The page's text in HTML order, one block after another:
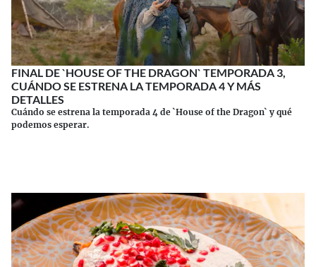
FINAL DE `HOUSE OF THE DRAGON` TEMPORADA 3,
CUÁNDO SE ESTRENA LA TEMPORADA 4 Y MÁS
DETALLES
Cuándo se estrena la temporada 4 de `House of the Dragon` y qué
podemos esperar.